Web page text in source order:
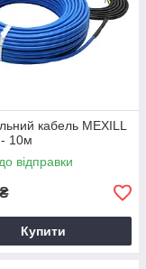
кабель MEXILL
10м
відправки
₴
Купити